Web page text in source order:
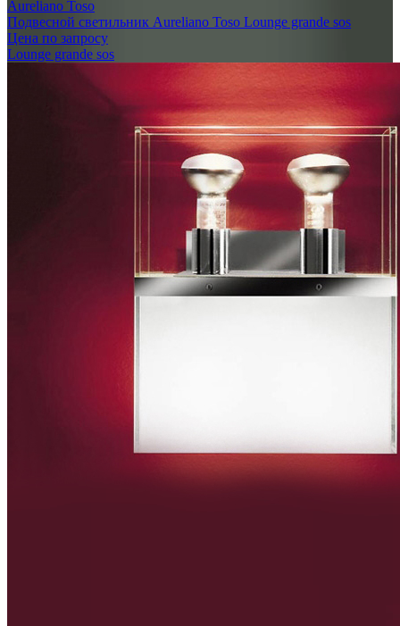
Aureliano Toso
Подвесной светильник Aureliano Toso Lounge grande sos
Цена по запросу
Lounge grande sos